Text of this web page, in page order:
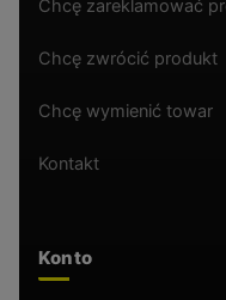
Chcę zareklamować
Chcę zwrócić produkt
Chcę wymienić towar
Kontakt
Konto